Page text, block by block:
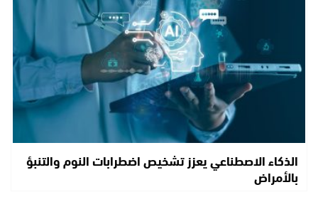
الذكاء الاصطناعي يعزز تشخيص اضطرابات النوم والتنبؤ
بالأمراض